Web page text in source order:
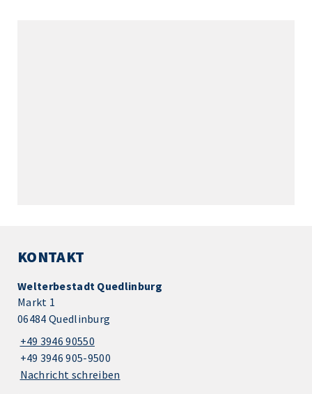
KONTAKT
Welterbestadt Quedlinburg
Markt 1
06484 Quedlinburg
+49 3946 90550
+49 3946 905-9500
Nachricht schreiben